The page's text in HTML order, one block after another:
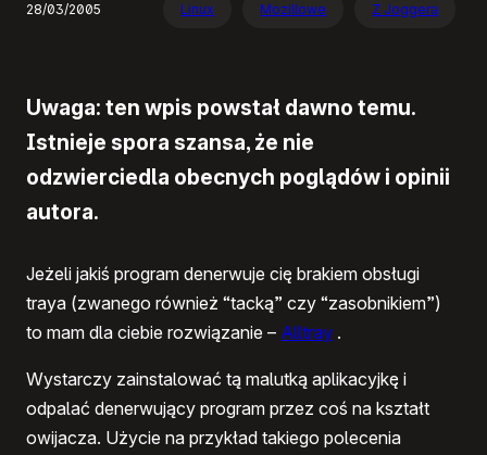
28/03/2005 Linux Mozillowe Z Joggera
Uwaga: ten wpis powstał dawno temu.
Istnieje spora szansa, że nie
odzwierciedla obecnych poglądów i opinii
autora.
Jeżeli jakiś program denerwuje cię brakiem obsługi
traya (zwanego również “tacką” czy “zasobnikiem”)
to mam dla ciebie rozwiązanie – Alltray .
Wystarczy zainstalować tą malutką aplikacyjkę i
odpalać denerwujący program przez coś na kształt
owijacza. Użycie na przykład takiego polecenia